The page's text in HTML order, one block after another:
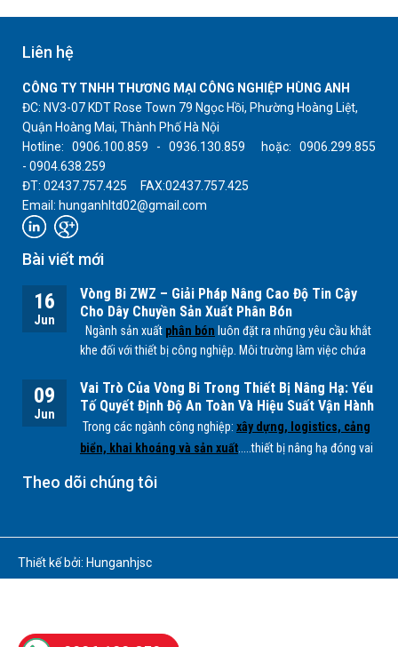
Liên hệ
CÔNG TY TNHH THƯƠNG MẠI CÔNG NGHIỆP HÙNG ANH
ĐC: NV3-07 KDT Rose Town 79 Ngọc Hồi, Phường Hoàng Liệt,
Quận Hoàng Mai, Thành Phố Hà Nội
Hotline: 0906.100.859 - 0936.130.859 hoặc: 0906.299.855
- 0904.638.259
ĐT: 02437.757.425 FAX:02437.757.425
Email: hunganhltd02@gmail.com
Bài viết mới
16
Jun
Vòng Bi ZWZ – Giải Pháp Nâng Cao Độ Tin Cậy
Cho Dây Chuyền Sản Xuất Phân Bón
Ngành sản xuất phân bón luôn đặt ra những yêu cầu khắt
khe đối với thiết bị công nghiệp. Môi trường làm việc chứa
quá trình sản xuấtNPK, lân, đạm
... có thể ảnh hưởng trực
tiếp đến tuổi thọ của các bộ phận cơ khí, đặc biệt làvòng
bi.
09
Jun
Vai Trò Của Vòng Bi Trong Thiết Bị Nâng Hạ: Yếu
Tố Quyết Định Độ An Toàn Và Hiệu Suất Vận Hành
Trong các ngành công nghiệp: xây dựng, logistics, cảng
biển, khai khoáng và sản xuất .....thiết bị nâng hạ đóng vai
tải trọng lớn. Để các hệ thống này hoạt động ổn định, an
Theo dõi chúng tôi
Thiết kế bởi: Hunganhjsc